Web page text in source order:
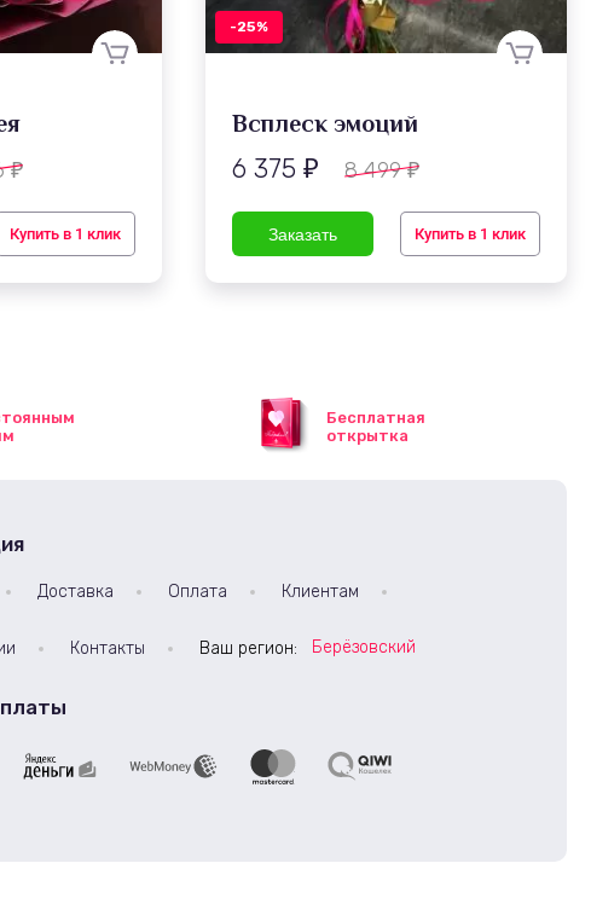
₽
Купить в 1 клик
-25%
Всплеск эмоций
6 375 ₽ 8 499₽
Купить в 1 клик
Бесплатная
открытка
Доставка Оплата Клиентам
Контакты Ваш регион: Берёзовский